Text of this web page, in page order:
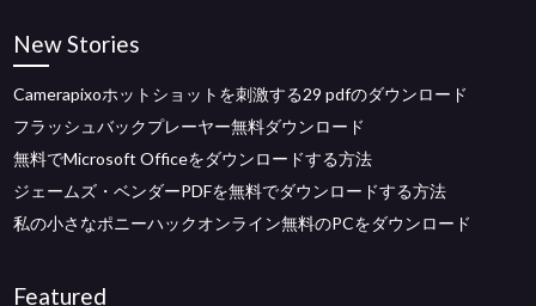
New Stories
Camerapixoホットショットを刺激する29 pdfのダウンロード
フラッシュバックプレーヤー無料ダウンロード
無料でMicrosoft Officeをダウンロードする方法
ジェームズ・ベンダーPDFを無料でダウンロードする方法
私の小さなポニーハックオンライン無料のPCをダウンロード
Featured